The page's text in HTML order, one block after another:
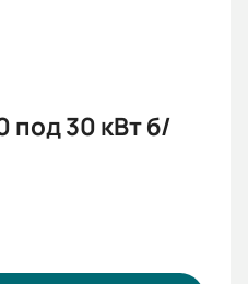
30 кВт б/